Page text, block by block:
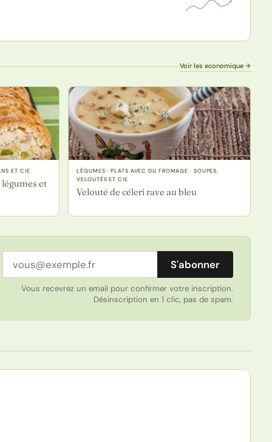
Voir les economique →
ET CIE
et
LÉGUMES · PLATS AVEC DU FROMAGE · SOUPES,
VELOUTÉS ET CIE
Velouté de céleri rave au bleu
Adresse email S'abonner
Vous recevrez un email pour confirmer votre inscription.
Désinscription en 1 clic, pas de spam.